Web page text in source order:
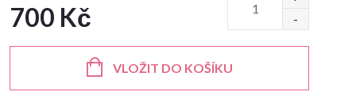
700 Kč
VLOŽIT DO KOŠÍKU